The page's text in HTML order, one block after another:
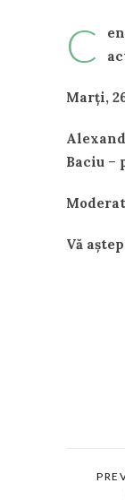
C
Marți,
Baciu –
Vă